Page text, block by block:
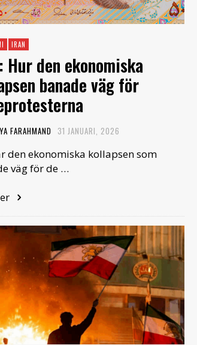
IRAN
Hur den ekonomiska
banade väg för
FARAHMAND 31 JANUARI, 2026
den ekonomiska kollapsen som
väg för de …